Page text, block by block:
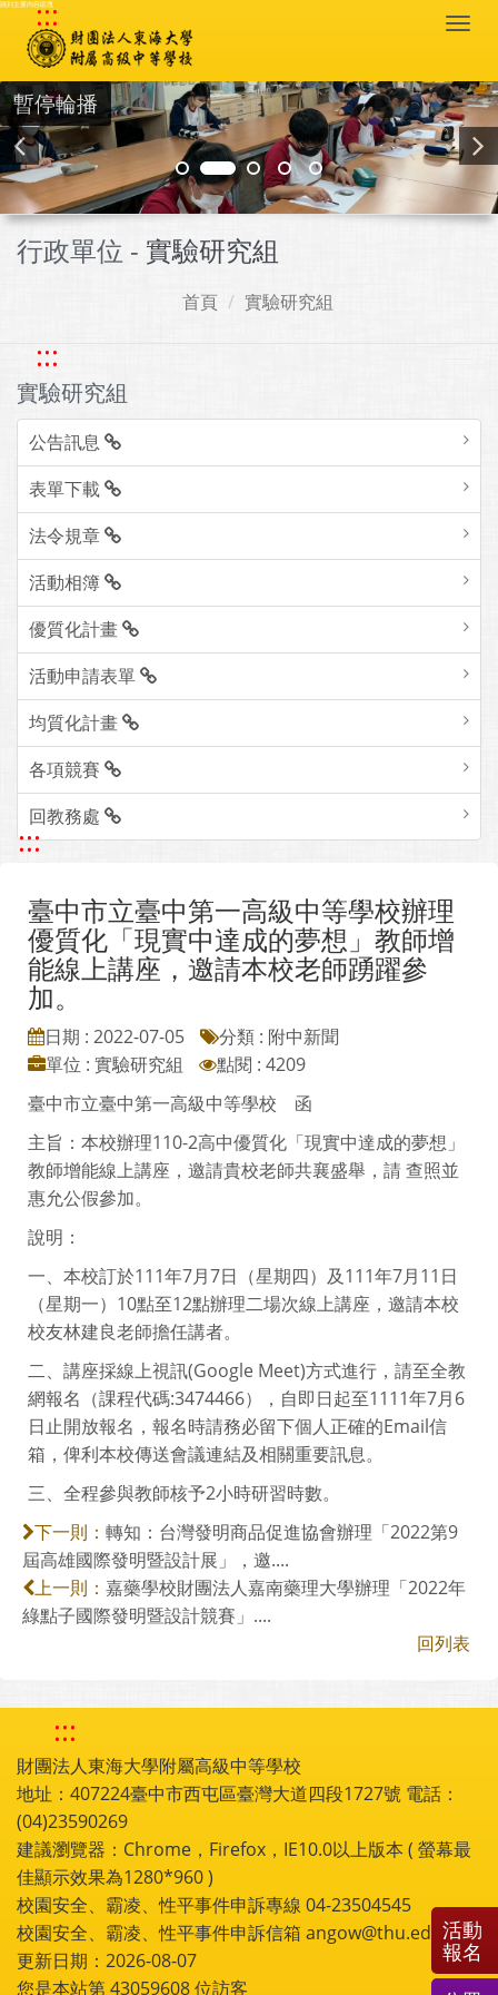
跳到主要內容區塊
:::
暫停輪播
行政單位 - 實驗研究組
首頁 實驗研究組
:::
實驗研究組
公告訊息
表單下載
法令規章
活動相簿
優質化計畫
活動申請表單
均質化計畫
各項競賽
回教務處
:::
臺中市立臺中第一高級中等學校辦理
優質化「現實中達成的夢想」教師增
能線上講座，邀請本校老師踴躍參
加。
日期 : 2022-07-05
分類 : 附中新聞
單位 : 實驗研究組
點閱 : 4209
臺中市立臺中第一高級中等學校 函
主旨：本校辦理110-2高中優質化「現實中達成的夢想」
教師增能線上講座，邀請貴校老師共襄盛舉，請 查照並
惠允公假參加。
說明：
一、本校訂於111年7月7日（星期四）及111年7月11日
（星期一）10點至12點辦理二場次線上講座，邀請本校
校友林建良老師擔任講者。
二、講座採線上視訊(Google Meet)方式進行，請至全教
網報名（課程代碼:3474466），自即日起至1111年7月6
日止開放報名，報名時請務必留下個人正確的Email信
箱，俾利本校傳送會議連結及相關重要訊息。
三、全程參與教師核予2小時研習時數。
下一則： 轉知：台灣發明商品促進協會辦理「2022第9
屆高雄國際發明暨設計展」，邀....
上一則： 嘉藥學校財團法人嘉南藥理大學辦理「2022年
綠點子國際發明暨設計競賽」....
回列表
:::
財團法人東海大學附屬高級中等學校
地址：407224臺中市西屯區臺灣大道四段1727號 電話：
(04)23590269
建議瀏覽器：Chrome，Firefox，IE10.0以上版本 ( 螢幕最
佳顯示效果為1280*960 )
校園安全、霸凌、性平事件申訴專線 04-23504545
校園安全、霸凌、性平事件申訴信箱 angow@thu.edu.tw
更新日期：2026-08-07
您是本站第43059608位訪客
活動
報名